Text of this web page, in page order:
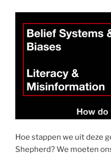
Hoe stappen we uit deze
Shepherd? We moeten